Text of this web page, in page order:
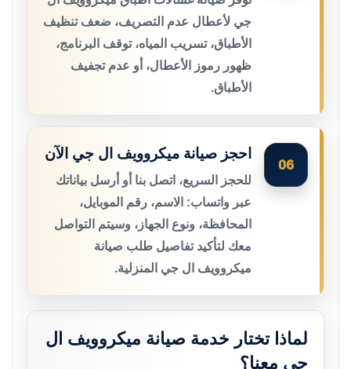
جي لأعطال عدم التصريف، ضعف تنظيف
الأطباق، تسريب المياه، توقف البرنامج،
ظهور رموز الأعطال، أو عدم تجفيف
الأطباق.
06
احجز صيانة ميكروويف ال جي الآن
للحجز السريع، اتصل بنا أو أرسل بياناتك
عبر واتساب: الاسم، رقم الموبايل،
المحافظة، ونوع الجهاز، وسيتم التواصل
معك لتأكيد تفاصيل طلب صيانة
ميكروويف ال جي المنزلية.
لماذا تختار خدمة صيانة ميكروويف ال
جي معنا؟